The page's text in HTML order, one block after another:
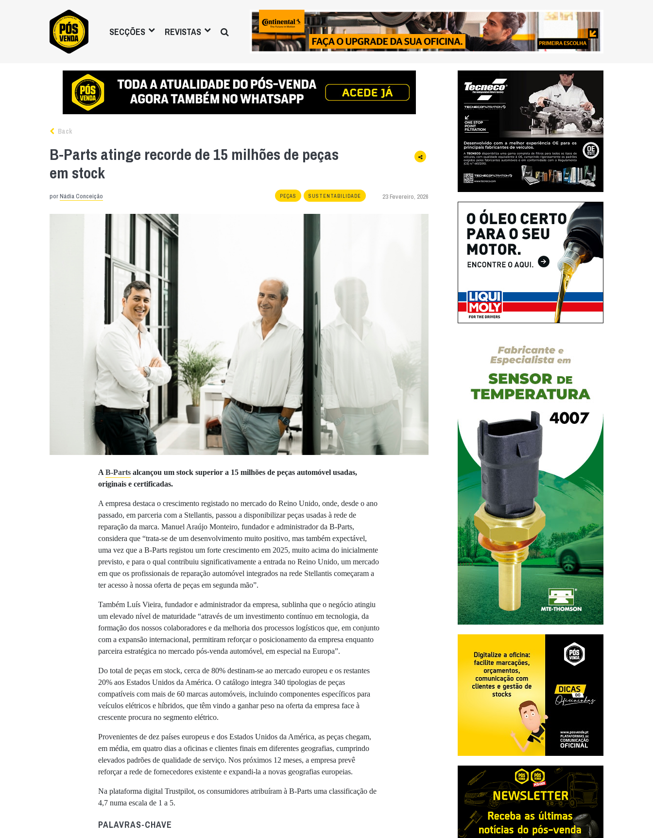
SECÇÕES REVISTAS
Back
B-Parts atinge recorde de 15 milhões de peças
em stock
porNádia Conceição PEÇAS SUSTENTABILIDADE 23 Fevereiro, 2026
A B-Parts alcançou um stock superior a 15 milhões de peças automóvel usadas,
originais e certificadas.
A empresa destaca o crescimento registado no mercado do Reino Unido, onde, desde o ano
passado, em parceria com a Stellantis, passou a disponibilizar peças usadas à rede de
reparação da marca. Manuel Araújo Monteiro, fundador e administrador da B-Parts,
considera que “trata-se de um desenvolvimento muito positivo, mas também expectável,
uma vez que a B-Parts registou um forte crescimento em 2025, muito acima do inicialmente
previsto, e para o qual contribuiu significativamente a entrada no Reino Unido, um mercado
em que os profissionais de reparação automóvel integrados na rede Stellantis começaram a
ter acesso à nossa oferta de peças em segunda mão”.
Também Luís Vieira, fundador e administrador da empresa, sublinha que o negócio atingiu
um elevado nível de maturidade “através de um investimento contínuo em tecnologia, da
formação dos nossos colaboradores e da melhoria dos processos logísticos que, em conjunto
com a expansão internacional, permitiram reforçar o posicionamento da empresa enquanto
parceira estratégica no mercado pós-venda automóvel, em especial na Europa”.
Do total de peças em stock, cerca de 80% destinam-se ao mercado europeu e os restantes
20% aos Estados Unidos da América. O catálogo integra 340 tipologias de peças
compatíveis com mais de 60 marcas automóveis, incluindo componentes específicos para
veículos elétricos e híbridos, que têm vindo a ganhar peso na oferta da empresa face à
crescente procura no segmento elétrico.
Provenientes de dez países europeus e dos Estados Unidos da América, as peças chegam,
em média, em quatro dias a oficinas e clientes finais em diferentes geografias, cumprindo
elevados padrões de qualidade de serviço. Nos próximos 12 meses, a empresa prevê
reforçar a rede de fornecedores existente e expandi-la a novas geografias europeias.
Na plataforma digital Trustpilot, os consumidores atribuíram à B-Parts uma classificação de
4,7 numa escala de 1 a 5.
PALAVRAS-CHAVE